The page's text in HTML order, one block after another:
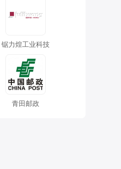
锯力煌工业科技
青田邮政